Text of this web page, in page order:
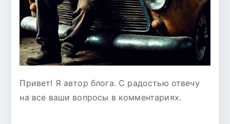
Привет! Я автор блога. С радостью отвечу
на все ваши вопросы в комментариях.